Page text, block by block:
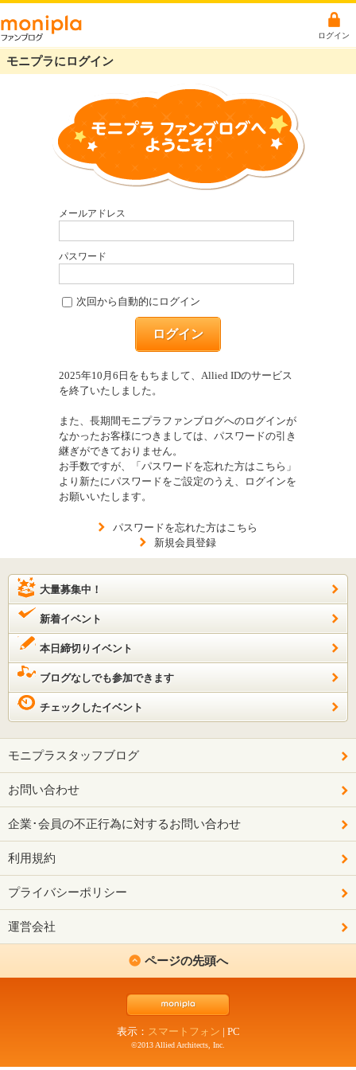
ログイン
モニプラにログイン
メールアドレス
パスワード
次回から自動的にログイン
ログイン
2025年10月6日をもちまして、Allied IDのサービス
を終了いたしました。
また、長期間モニプラファンブログへのログインが
なかったお客様につきましては、パスワードの引き
継ぎができておりません。
お手数ですが、「パスワードを忘れた方はこちら」
より新たにパスワードをご設定のうえ、ログインを
お願いいたします。
パスワードを忘れた方はこちら
新規会員登録
大量募集中！
新着イベント
本日締切りイベント
ブログなしでも参加できます
チェックしたイベント
モニプラスタッフブログ
お問い合わせ
企業･会員の不正行為に対するお問い合わせ
利用規約
プライバシーポリシー
運営会社
ページの先頭へ
表示： スマートフォン | PC
©2013 Allied Architects, Inc.